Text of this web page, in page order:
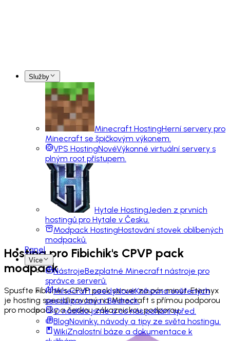
Služby
Minecraft HostingHerní servery pro
Minecraft se špičkovým výkonem.
VPS HostingNovéVýkonné virtuální servery s
plným root přístupem.
Hytale HostingJeden z prvních
hostingů pro Hytale v Česku.
Modpack HostingHostování stovek oblíbených
modpacků.
Panel
Více
NástrojeBezplatné Minecraft nástroje pro
správce serverů.
Minecraft seedyNovéKnihovna ověřených
seedů pro Java i Bedrock.
O násKdo jsme a co nás pohání vpřed.
BlogNovinky, návody a tipy ze světa hostingu.
WikiZnalostní báze a dokumentace k
Hosting pro Fibichik's CPVP pack
modpack
Spusťte Fibichik's CPVP pack server za pár minut. Eternyx
je hosting specializovaný na Minecraft s přímou podporou
pro modpacky a českou zákaznickou podporou.